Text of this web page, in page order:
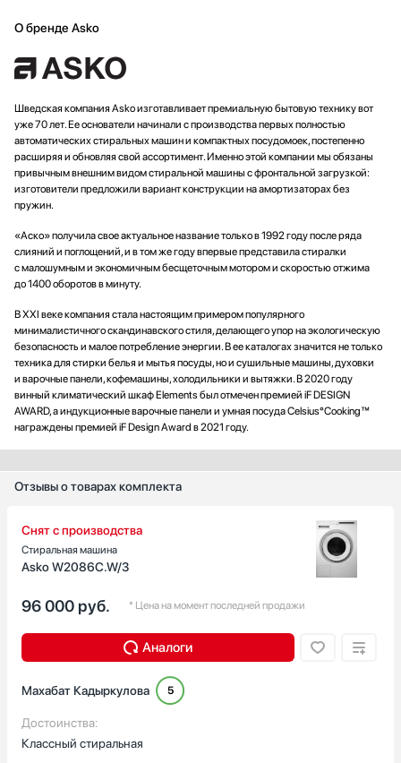
О бренде Asko
Шведская компания Asko изготавливает премиальную бытовую технику вот
уже 70 лет. Ее основатели начинали с производства первых полностью
автоматических стиральных машин и компактных посудомоек, постепенно
расширяя и обновляя свой ассортимент. Именно этой компании мы обязаны
привычным внешним видом стиральной машины с фронтальной загрузкой:
изготовители предложили вариант конструкции на амортизаторах без
пружин.
«Аско» получила свое актуальное название только в 1992 году после ряда
слияний и поглощений, и в том же году впервые представила стиралки
с малошумным и экономичным бесщеточным мотором и скоростью отжима
до 1400 оборотов в минуту.
В XXI веке компания стала настоящим примером популярного
минималистичного скандинавского стиля, делающего упор на экологическую
безопасность и малое потребление энергии. В ее каталогах значится не только
техника для стирки белья и мытья посуды, но и сушильные машины, духовки
и варочные панели, кофемашины, холодильники и вытяжки. В 2020 году
винный климатический шкаф Elements был отмечен премией iF DESIGN
AWARD, а индукционные варочные панели и умная посуда Celsius°Cooking™
награждены премией iF Design Award в 2021 году.
Отзывы о товарах комплекта
Снят с производства
Стиральная машина
Asko W2086C.W/3
* Цена на момент последней продажи
96 000 руб.
Аналоги
Махабат Кадыркулова 5
Достоинства:
Классный стиральная